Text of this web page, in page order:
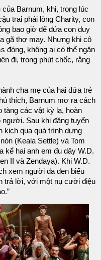
Barnum, khi, trong lúc
trai phải lòng Charity, con
bao giờ để đứa con duy
gã thợ may. Nhưng khi cô
đóng, không ai có thể ngăn
đi, trong phút chốc, rằng
cha mẹ của hai đứa trẻ
thích, Barnum mơ ra cách
tàng các vật kỳ lạ, hoàn
người. Sau khi đăng tuyển
kịch qua quá trình dựng
(Keala Settle) và Tom
kể hai anh em đu dây W.D.
II và Zendaya). Khi W.D.
xem người da đen biểu
trả lời, với một nụ cười điệu